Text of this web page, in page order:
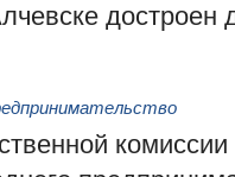
достроен